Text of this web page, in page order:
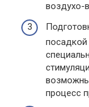
воздухо-
посадкой
процесс